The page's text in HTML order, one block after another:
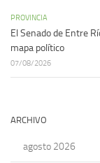
PROVINCIA
El Senado de Entre
mapa político
07/08/2026
ARCHIVO
agosto 2026